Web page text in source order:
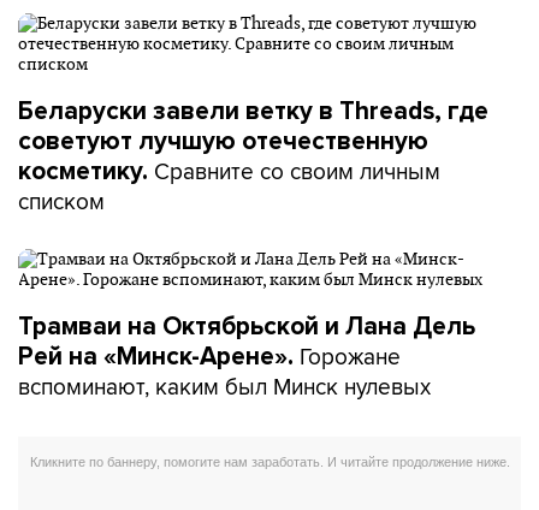
Беларуски завели ветку в Threads, где
советуют лучшую отечественную
косметику. Сравните со своим личным
списком
Трамваи на Октябрьской и Лана Дель
Рей на «Минск-Арене». Горожане
вспоминают, каким был Минск нулевых